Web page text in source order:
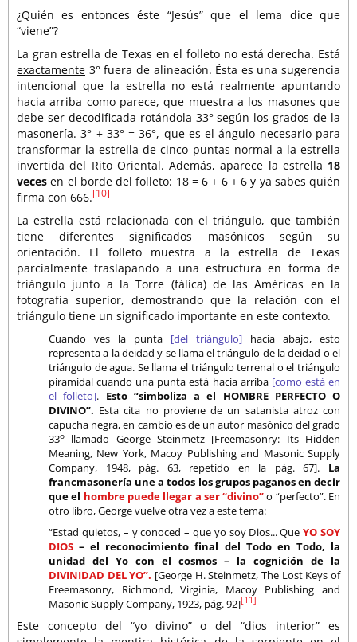
¿Quién es entonces éste “Jesús” que el lema dice que
“viene”?
La gran estrella de Texas en el folleto no está derecha. Está
exactamente 3° fuera de alineación. Ésta es una sugerencia
intencional que la estrella no está realmente apuntando
hacia arriba como parece, que muestra a los masones que
debe ser decodificada rotándola 33° según los grados de la
masonería. 3° + 33° = 36°, que es el ángulo necesario para
transformar la estrella de cinco puntas normal a la estrella
invertida del Rito Oriental. Además, aparece la estrella 18
veces en el borde del folleto: 18 = 6 + 6 + 6 y ya sabes quién
firma con 666.[10]
La estrella está relacionada con el triángulo, que también
tiene diferentes significados masónicos según su
orientación. El folleto muestra a la estrella de Texas
parcialmente traslapando a una estructura en forma de
triángulo junto a la Torre (fálica) de las Américas en la
fotografía superior, demostrando que la relación con el
triángulo tiene un significado importante en este contexto.
Cuando ves la punta [del triángulo] hacia abajo, esto
representa a la deidad y se llama el triángulo de la deidad o el
triángulo de agua. Se llama el triángulo terrenal o el triángulo
piramidal cuando una punta está hacia arriba [como está en
el folleto]. Esto “simboliza a el HOMBRE PERFECTO O
DIVINO”. Esta cita no proviene de un satanista atroz con
capucha negra, en cambio es de un autor masónico del grado
33o
llamado George Steinmetz [Freemasonry: Its Hidden
Meaning, New York, Macoy Publishing and Masonic Supply
Company, 1948, pág. 63, repetido en la pág. 67]. La
francmasonería une a todos los grupos paganos en decir
que el hombre puede llegar a ser “divino”o “perfecto”. En
otro libro, George vuelve otra vez a este tema:
“Estad quietos, – y conoced – que yo soy Dios... QueYO SOY
DIOS – el reconocimiento final del Todo en Todo, la
unidad del Yo con el cosmos – la cognición de la
DIVINIDAD DEL YO”. [George H. Steinmetz, The Lost Keys of
Freemasonry, Richmond, Virginia, Macoy Publishing and
Masonic Supply Company, 1923, pág. 92][11]
Este concepto del “yo divino” o del “dios interior” es